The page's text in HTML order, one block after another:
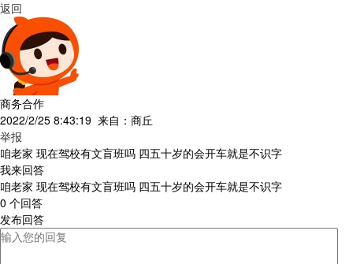
返回
商务合作
2022/2/25 8:43:19 来自： 商丘
举报
咱老家 现在驾校有文盲班吗 四五十岁的会开车就是不识字
我来回答
咱老家 现在驾校有文盲班吗 四五十岁的会开车就是不识字
0 个回答
发布回答